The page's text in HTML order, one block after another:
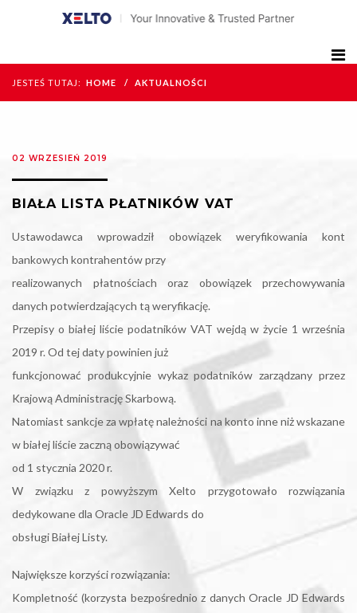
JESTEŚ TUTAJ: HOME AKTUALNOŚCI
02 WRZESIEŃ 2019
BIAŁA LISTA PŁATNIKÓW VAT
Ustawodawca wprowadził obowiązek weryfikowania kont
bankowych kontrahentów przy
realizowanych płatnościach oraz obowiązek przechowywania
danych potwierdzających tą weryfikację.
Przepisy o białej liście podatników VAT wejdą w życie 1 września
2019 r. Od tej daty powinien już
funkcjonować produkcyjnie wykaz podatników zarządzany przez
Krajową Administrację Skarbową.
Natomiast sankcje za wpłatę należności na konto inne niż wskazane
w białej liście zaczną obowiązywać
od 1 stycznia 2020 r.
W związku z powyższym Xelto przygotowało rozwiązania
dedykowane dla Oracle JD Edwards do
obsługi Białej Listy.
Największe korzyści rozwiązania:
Kompletność (korzysta bezpośrednio z danych Oracle JD Edwards